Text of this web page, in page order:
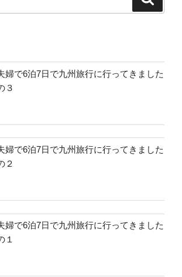
婦で6泊7日で九州旅行に行ってきました
３
婦で6泊7日で九州旅行に行ってきました
２
婦で6泊7日で九州旅行に行ってきました
１